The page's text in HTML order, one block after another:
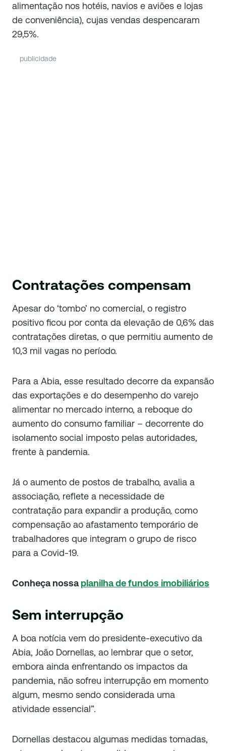
alimentação nos hotéis, navios e aviões e lojas
de conveniência), cujas vendas despencaram
29,5%.
publicidade
Contratações compensam
Apesar do ‘tombo’ no comercial, o registro
positivo ficou por conta da elevação de 0,6% das
contratações diretas, o que permitiu aumento de
10,3 mil vagas no período.
Para a Abia, esse resultado decorre da expansão
das exportações e do desempenho do varejo
alimentar no mercado interno, a reboque do
aumento do consumo familiar – decorrente do
isolamento social imposto pelas autoridades,
frente à pandemia.
Já o aumento de postos de trabalho, avalia a
associação, reflete a necessidade de
contratação para expandir a produção, como
compensação ao afastamento temporário de
trabalhadores que integram o grupo de risco
para a Covid-19.
Conheça nossa planilha de fundos imobiliários
Sem interrupção
A boa notícia vem do presidente-executivo da
Abia, João Dornellas, ao lembrar que o setor,
embora ainda enfrentando os impactos da
pandemia, não sofreu interrupção em momento
algum, mesmo sendo considerada uma
atividade essencial”.
Dornellas destacou algumas medidas tomadas,